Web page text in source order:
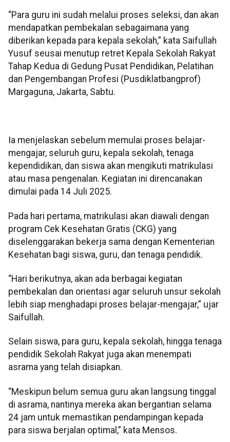
“Para guru ini sudah melalui proses seleksi, dan akan
mendapatkan pembekalan sebagaimana yang
diberikan kepada para kepala sekolah,” kata Saifullah
Yusuf seusai menutup retret Kepala Sekolah Rakyat
Tahap Kedua di Gedung Pusat Pendidikan, Pelatihan
dan Pengembangan Profesi (Pusdiklatbangprof)
Margaguna, Jakarta, Sabtu.
Ia menjelaskan sebelum memulai proses belajar-
mengajar, seluruh guru, kepala sekolah, tenaga
kependidikan, dan siswa akan mengikuti matrikulasi
atau masa pengenalan. Kegiatan ini direncanakan
dimulai pada 14 Juli 2025.
Pada hari pertama, matrikulasi akan diawali dengan
program Cek Kesehatan Gratis (CKG) yang
diselenggarakan bekerja sama dengan Kementerian
Kesehatan bagi siswa, guru, dan tenaga pendidik.
“Hari berikutnya, akan ada berbagai kegiatan
pembekalan dan orientasi agar seluruh unsur sekolah
lebih siap menghadapi proses belajar-mengajar,” ujar
Saifullah.
Selain siswa, para guru, kepala sekolah, hingga tenaga
pendidik Sekolah Rakyat juga akan menempati
asrama yang telah disiapkan.
“Meskipun belum semua guru akan langsung tinggal
di asrama, nantinya mereka akan bergantian selama
24 jam untuk memastikan pendampingan kepada
para siswa berjalan optimal,” kata Mensos.